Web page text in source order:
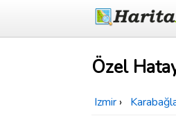
Özel
Izmir ›